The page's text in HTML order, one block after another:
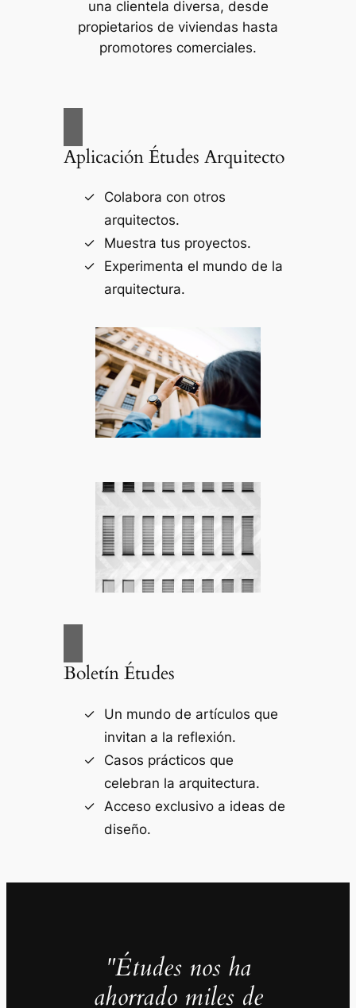
una clientela diversa, desde
propietarios de viviendas hasta
promotores comerciales.
Aplicación Études Arquitecto
Colabora con otros
arquitectos.
Muestra tus proyectos.
Experimenta el mundo de la
arquitectura.
Boletín Études
Un mundo de artículos que
invitan a la reflexión.
Casos prácticos que
celebran la arquitectura.
Acceso exclusivo a ideas de
diseño.
"Études nos ha
ahorrado miles de